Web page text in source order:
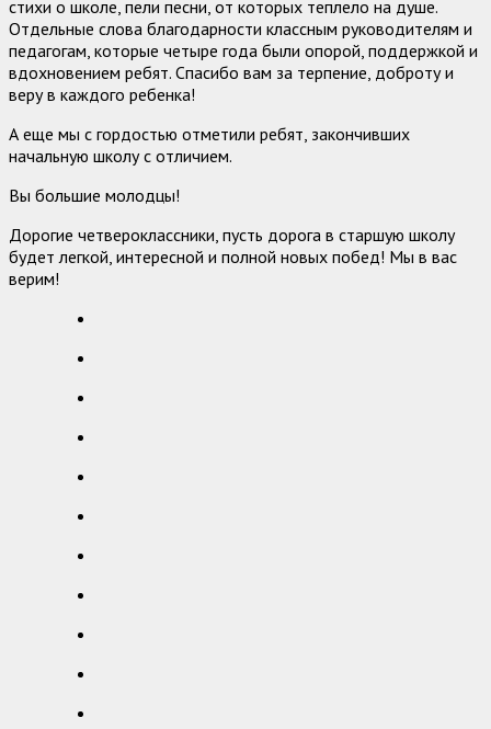
стихи о школе, пели песни, от которых теплело на душе.
Отдельные слова благодарности классным руководителям и
педагогам, которые четыре года были опорой, поддержкой и
вдохновением ребят. Спасибо вам за терпение, доброту и
веру в каждого ребенка!
А еще мы с гордостью отметили ребят, закончивших
начальную школу с отличием.
Вы большие молодцы!
Дорогие четвероклассники, пусть дорога в старшую школу
будет легкой, интересной и полной новых побед! Мы в вас
верим!